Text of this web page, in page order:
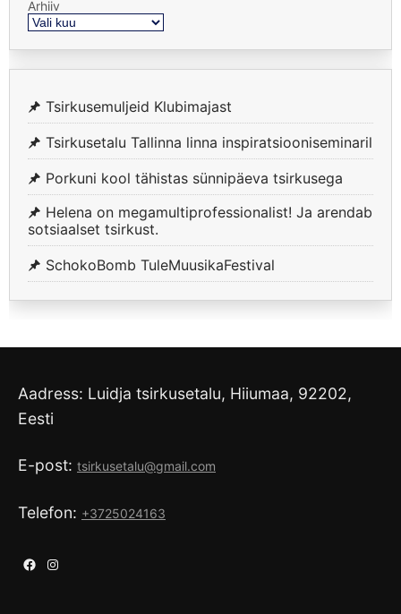
Arhiiv
Tsirkusemuljeid Klubimajast
Tsirkusetalu Tallinna linna inspiratsiooniseminaril
Porkuni kool tähistas sünnipäeva tsirkusega
Helena on megamultiprofessionalist! Ja arendab
sotsiaalset tsirkust.
SchokoBomb TuleMuusikaFestival
Aadress: Luidja tsirkusetalu, Hiiumaa, 92202,
Eesti
E-post: tsirkusetalu@gmail.com
Telefon: +3725024163
Facebook